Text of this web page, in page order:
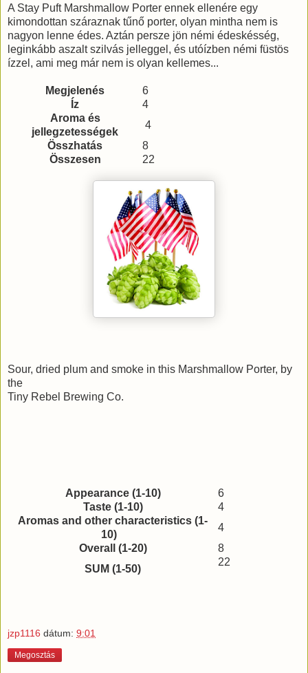
A Stay Puft Marshmallow Porter ennek ellenére egy
kimondottan száraznak tűnő porter, olyan mintha nem is
nagyon lenne édes. Aztán persze jön némi édeskésség,
leginkább aszalt szilvás jelleggel, és utóízben némi füstös
ízzel, ami meg már nem is olyan kellemes...
Megjelenés
6
Íz
4
Aroma és
jellegzetességek
4
Összhatás
8
Összesen
22
Sour, dried plum and smoke in this Marshmallow Porter, by
the
Tiny Rebel Brewing Co.
Appearance (1-10)
6
Taste (1-10)
4
Aromas and other characteristics (1-
10)
4
Overall (1-20)
8
SUM (1-50)
22
jzp1116 dátum: 9:01
Megosztás